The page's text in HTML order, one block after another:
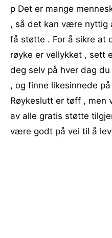
p Det er mange
, så det kan være nyttig
få støtte . For å sikre at
røyke er vellykket , sett
deg selv på hver dag
, og finne likesinnede
Røykeslutt er tøff , men
av alle gratis støtte
være godt på vei til å